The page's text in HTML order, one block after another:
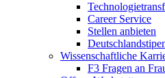
Career Service
Stellen anbieten
Wissenschaftliche
F3 Fragen an